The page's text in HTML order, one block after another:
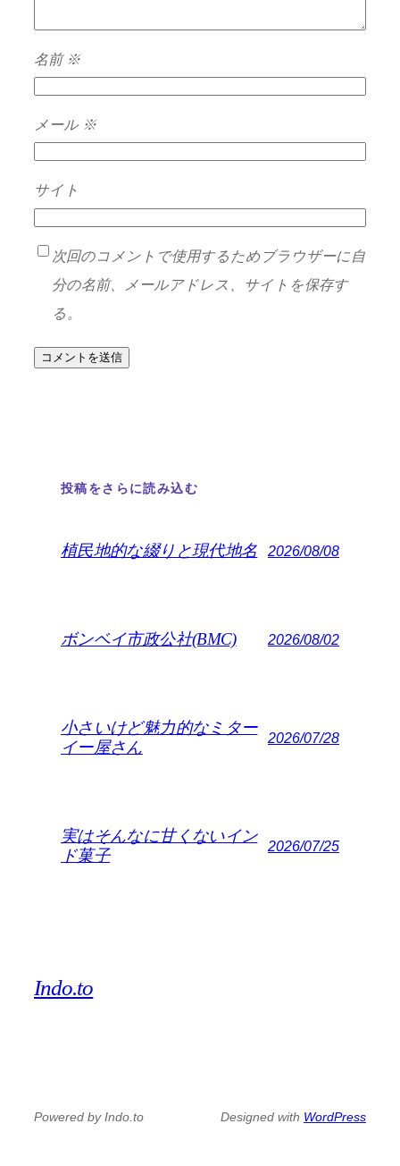
名前 ※
メール ※
サイト
次回のコメントで使用するためブラウザーに自
分の名前、メールアドレス、サイトを保存す
る。
投稿をさらに読み込む
植民地的な綴りと現代地名 2026/08/08
ボンベイ市政公社(BMC) 2026/08/02
小さいけど魅力的なミター
イー屋さん
2026/07/28
実はそんなに甘くないイン
ド菓子
2026/07/25
Indo.to
Powered by Indo.to Designed with WordPress